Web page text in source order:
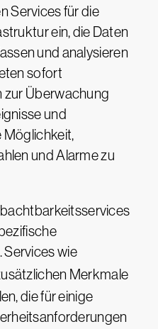
Services für die
ein, die Daten
und analysieren
sofort
zur Überwachung
und
Möglichkeit,
und Alarme zu
wie
Merkmale
die für einige